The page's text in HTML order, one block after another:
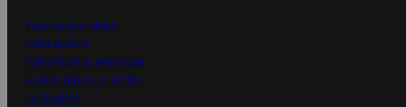
Ensitilaajan ohjeet
Näin maksat
Näin tilaat ja muokkaat
Kaikki ohjeet ja vinkit
In English